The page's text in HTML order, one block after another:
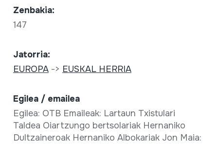
Zenbakia:
147
Jatorria:
EUROPA-> EUSKAL HERRIA
Egilea / emailea
Egilea: OTB Emaileak: Lartaun Txistulari
Taldea Oiartzungo bertsolariak Hernaniko
Dultzaineroak Hernaniko Albokariak Jon Maia: